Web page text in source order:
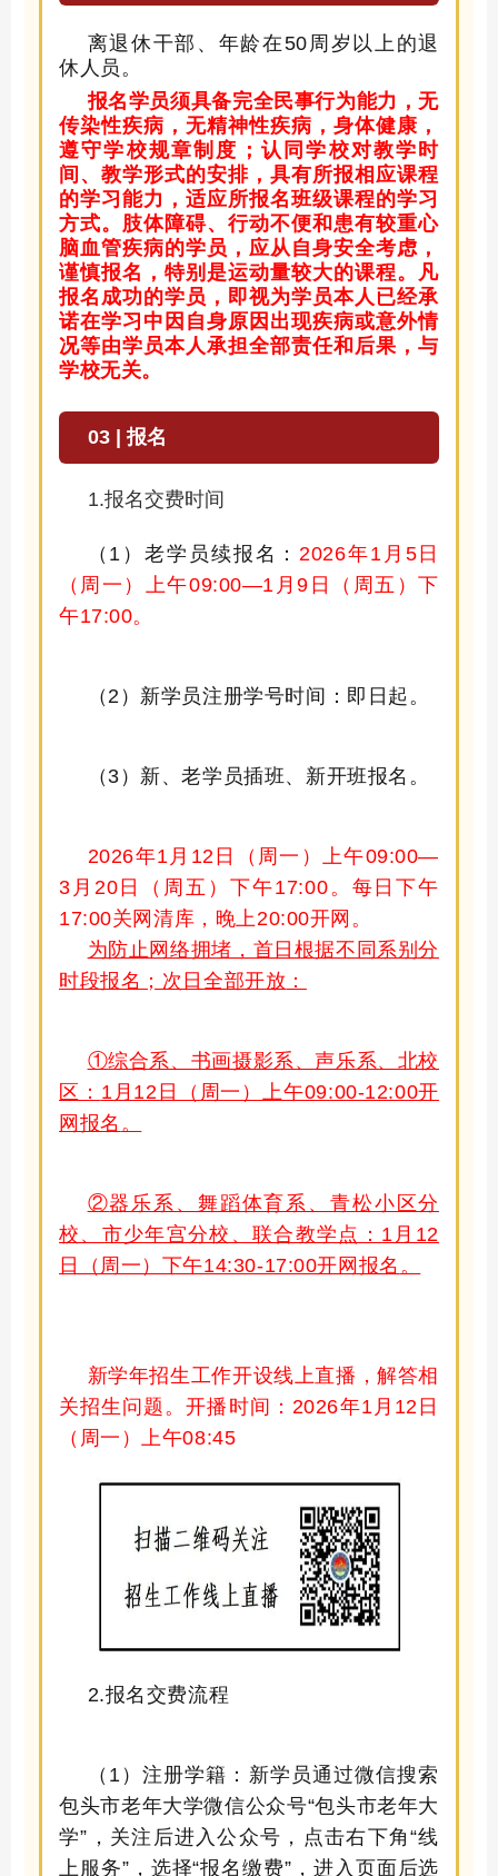
离退休干部、年龄在50周岁以上的退
休人员。
报名学员须具备完全民事行为能力，无
传染性疾病，无精神性疾病，身体健康，
遵守学校规章制度；认同学校对教学时
间、教学形式的安排，具有所报相应课程
的学习能力，适应所报名班级课程的学习
方式。肢体障碍、行动不便和患有较重心
脑血管疾病的学员，应从自身安全考虑，
谨慎报名，特别是运动量较大的课程。凡
报名成功的学员，即视为学员本人已经承
诺在学习中因自身原因出现疾病或意外情
况等由学员本人承担全部责任和后果，与
学校无关。
03 | 报名
1.报名交费时间
（ 1）老学员续报名：2026年1月5日
（周一）上午09:00—1月9日（周五）下
午17:00。
（ 2）新学员注册学号时间： 即日起。
（ 3）新、老学员插班、新开班报名。
2026年1月12日（周一） 上午09:00—
3 月 20 日 （周五）下午17:00。 每日下午
17:00关网清库，晚上20:00开网。
为防止网络拥堵，首日根据不同系别分
时段报名；次日全部开放 ：
①综合系、书画摄影系、声乐系、北校
区： 1月12日（周一）上午09:00-12:00开
网报名 。
②器乐系、舞蹈体育系、青松小区分
校、市少年宫分校、联合教学点： 1月12
日（周一）下午14:30-17:00开网报名 。
新学年招生工作开设线上直播，解答相
关招生问题。开播时间： 2026年1月12日
（周一）上午08:45
2.报名交费流程
（ 1 ） 注册学籍：新学员通过微信搜索
包头市老年大学微信公众号“包头市老年大
学”，关注后进入公众号，点击右下角“线
上服务”，选择“报名缴费”，进入页面后选